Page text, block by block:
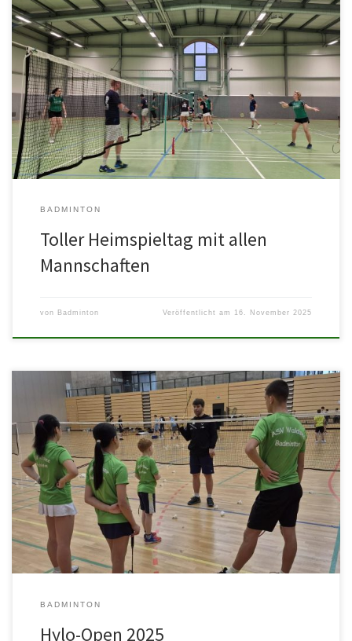
Alle drei Mannschaften begrüßten an diesem Wochenende ihre
Gegner in heimischer und gut gefüllter Halle. Die erste Mannschaft
verliert 7:1 […]
BADMINTON
Toller Heimspieltag mit allen
Mannschaften
von Badminton Veröffentlicht am 16. November 2025
Immer wieder ein absolutes Highlight für unsere Kinder und
Jugendlichen. Das Training mit den Besten bietet die Möglichkeit
mit den […]
BADMINTON
Hylo-Open 2025